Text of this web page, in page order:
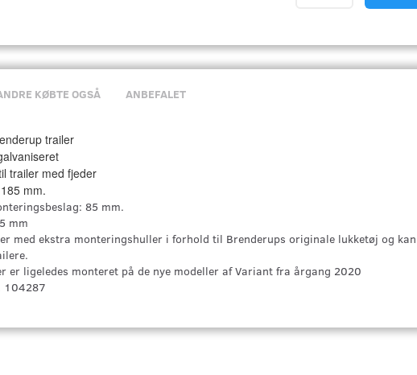
KØBTE OGSÅ ANBEFALET
trailer
trailer med fjeder
mm.
85 mm.
mm
er med ekstra monteringshuller i forhold til Brenderups originale lukketøj og
er ligeledes monteret på de nye modeller af Variant fra årgang 2020
104287